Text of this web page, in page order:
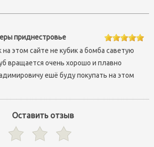
приднестровье
на этом сайте не кубик а бомба саветую
вращается очень хорошо и плавно
ешё буду покупать на этом
Оставить отзыв